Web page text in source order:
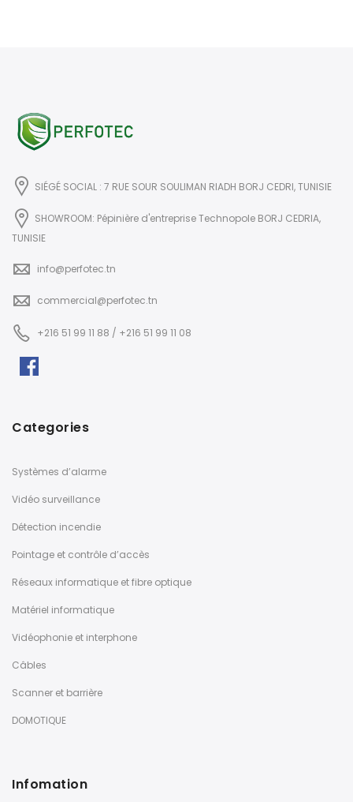
SIÉGÉ SOCIAL : 7 RUE SOUR SOULIMAN RIADH BORJ CEDRI, TUNISIE
SHOWROOM: Pépinière d'entreprise Technopole BORJ CEDRIA,
TUNISIE
info@perfotec.tn
commercial@perfotec.tn
+216 51 99 11 88 / +216 51 99 11 08
Categories
Systèmes d’alarme
Vidéo surveillance
Détection incendie
Pointage et contrôle d’accès
Réseaux informatique et fibre optique
Matériel informatique
Vidéophonie et interphone
Câbles
Scanner et barrière
DOMOTIQUE
Infomation